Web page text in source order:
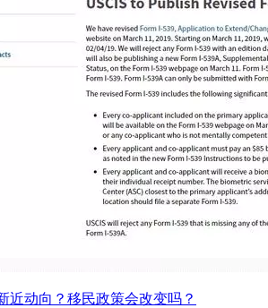
近动向？移民政策会改变吗？